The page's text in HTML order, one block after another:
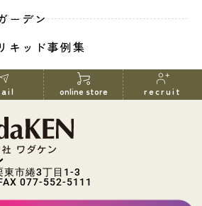
ーデン
キッド事例集
online store recruit
市綣3丁目1-3
077-552-5111